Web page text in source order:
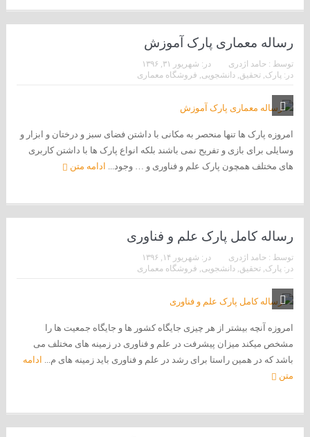
رساله معماری پارک آموزش
توسط : حامد اژدری در: شهریور ۳۱, ۱۳۹۶
در: پارک تحقیق دانشجویی فروشگاه معماری
امروزه پارک ها تنها منحصر به مکانی با داشتن فضای سبز و درختان و ابزار و
وسایلی برای بازی و تفریح نمی باشند بلکه انواع پارک ها با داشتن کاربری
های مختلف همچون پارک علم و فناوری و … وجود... ادامه متن
رساله کامل پارک علم و فناوری
توسط : حامد اژدری در: شهریور ۱۴, ۱۳۹۶
در: پارک تحقیق دانشجویی فروشگاه معماری
امروزه آنچه بیشتر از هر چیزی جایگاه کشور ها و جایگاه جمعیت ها را
مشخص میکند میزان پیشرفت در علم و فناوری در زمینه های مختلف می
باشد که در همین راستا برای رشد در علم و فناوری باید زمینه های م... ادامه
متن